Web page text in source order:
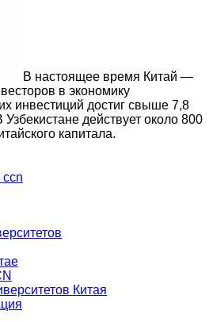
В настоящее время Китай —
в экономику
инвестиций достиг свыше 7,8
действует около 800
капитала.
Китая